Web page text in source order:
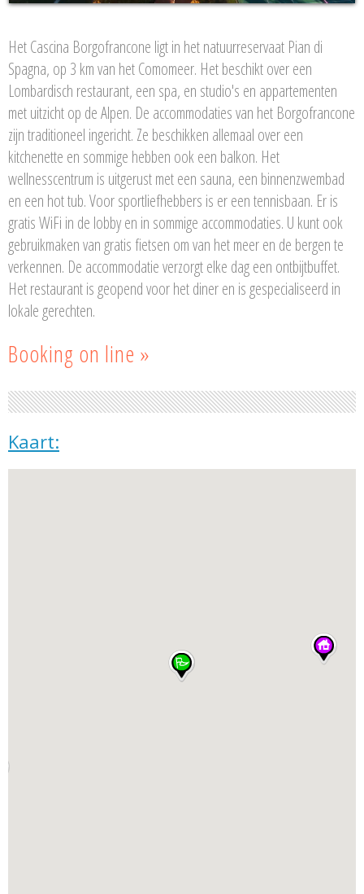
Het Cascina Borgofrancone ligt in het natuurreservaat Pian di
Spagna, op 3 km van het Comomeer. Het beschikt over een
Lombardisch restaurant, een spa, en studio's en appartementen
met uitzicht op de Alpen. De accommodaties van het Borgofrancone
zijn traditioneel ingericht. Ze beschikken allemaal over een
kitchenette en sommige hebben ook een balkon. Het
wellnesscentrum is uitgerust met een sauna, een binnenzwembad
en een hot tub. Voor sportliefhebbers is er een tennisbaan. Er is
gratis WiFi in de lobby en in sommige accommodaties. U kunt ook
gebruikmaken van gratis fietsen om van het meer en de bergen te
verkennen. De accommodatie verzorgt elke dag een ontbijtbuffet.
Het restaurant is geopend voor het diner en is gespecialiseerd in
lokale gerechten.
Booking on line »
Kaart: